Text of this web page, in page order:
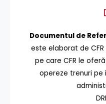
Documentul de
este elaborat de
pe care CFR le
opereze trenuri